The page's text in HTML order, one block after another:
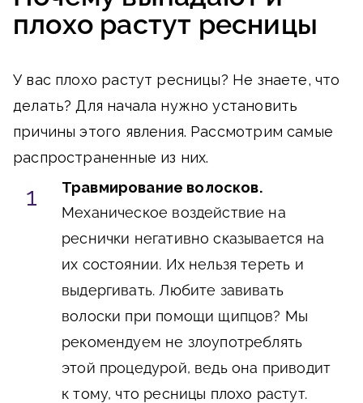
плохо растут ресницы
У вас плохо растут ресницы? Не знаете, что
делать? Для начала нужно установить
причины этого явления. Рассмотрим самые
распространенные из них.
Травмирование волосков.
Механическое воздействие на
реснички негативно сказывается на
их состоянии. Их нельзя тереть и
выдергивать. Любите завивать
волоски при помощи щипцов? Мы
рекомендуем не злоупотреблять
этой процедурой, ведь она приводит
к тому, что ресницы плохо растут.